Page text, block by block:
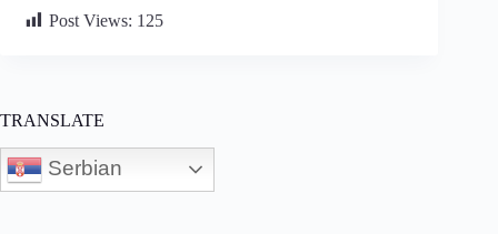
Post Views: 125
TRANSLATE
Serbian